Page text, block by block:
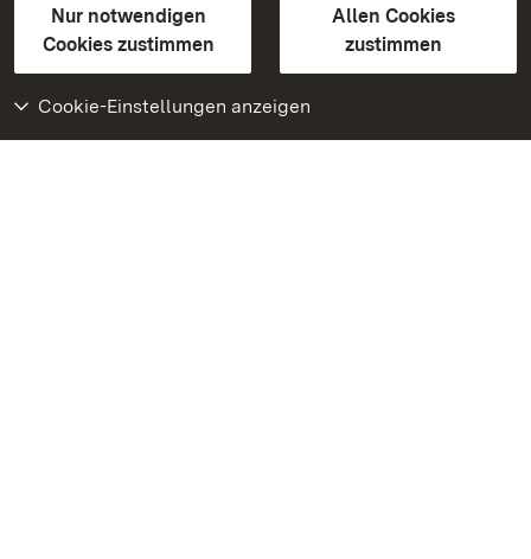
Nur notwendigen
Cookies zustimmen
Allen Cookies
zustimmen
Cookie-Einstellungen anzeigen
Erklärung zur Barrierefreiheit
BITV-konform (geprüfte Seiten)
Weiteres